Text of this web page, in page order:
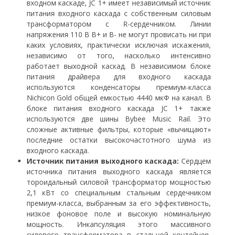
входном каскаде, JC 1+ имеет независимый источник
питания входного каскада с собственным силовым
трансформатором с R-сердечником. Линии
напряжения 110 В B+ и B- не могут провисать ни при
каких условиях, практически исключая искажения,
независимо от того, насколько интенсивно
работает выходной каскад. В независимом блоке
питания драйвера для входного каскада
используются конденсаторы премиум-класса
Nichicon Gold общей емкостью 4440 мкФ на канал. В
блоке питания входного каскада JC 1+ также
используются две шины Bybee Music Rail. Это
сложные активные фильтры, которые «вычищают»
последние остатки высокочастотного шума из
входного каскада.
Источник питания выходного каскада: Сердцем
источника питания выходного каскада является
тороидальный силовой трансформатор мощностью
2,1 кВт со специальным стальным сердечником
премиум-класса, выбранным за его эффективность,
низкое фоновое поле и высокую номинальную
мощность. Инкапсуляция этого массивного